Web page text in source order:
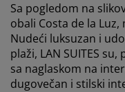
kreveti
Sa pogledom na
obali Costa de la Luz,
Nudeći luksuzan i
plaži, LAN SUITES
sa naglaskom na
dugovečan i stilski